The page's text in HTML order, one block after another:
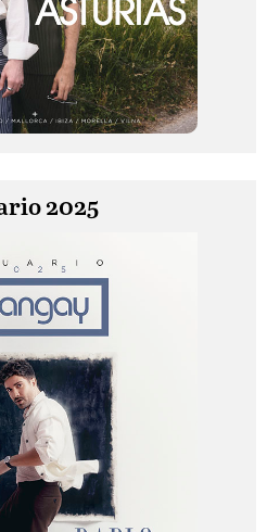
2025